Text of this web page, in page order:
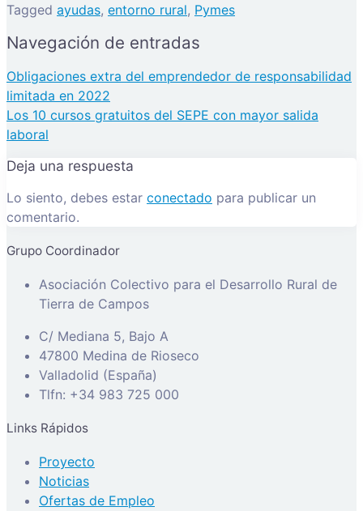
Tagged ayudas, entorno rural, Pymes
Navegación de entradas
Obligaciones extra del emprendedor de responsabilidad
limitada en 2022
Los 10 cursos gratuitos del SEPE con mayor salida
laboral
Deja una respuesta
Lo siento, debes estar conectado para publicar un
comentario.
Grupo Coordinador
Asociación Colectivo para el Desarrollo Rural de
Tierra de Campos
C/ Mediana 5, Bajo A
47800 Medina de Rioseco
Valladolid (España)
Tlfn: +34 983 725 000
Links Rápidos
Proyecto
Noticias
Ofertas de Empleo